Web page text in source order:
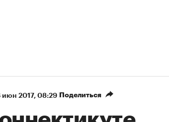
июн 2017, 08:29 Поделиться